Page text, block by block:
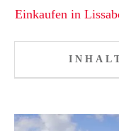
Einkaufen in